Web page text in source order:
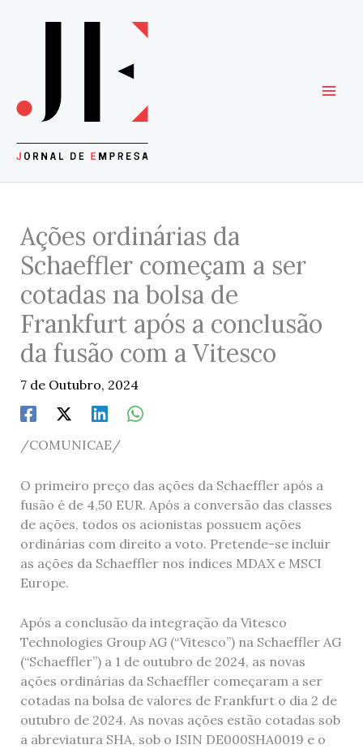
Ações ordinárias da
Schaeffler começam a ser
cotadas na bolsa de
Frankfurt após a conclusão
da fusão com a Vitesco
7 de Outubro, 2024
/COMUNICAE/
O primeiro preço das ações da Schaeffler após a
fusão é de 4,50 EUR. Após a conversão das classes
de ações, todos os acionistas possuem ações
ordinárias com direito a voto. Pretende-se incluir
as ações da Schaeffler nos índices MDAX e MSCI
Europe.
Após a conclusão da integração da Vitesco
Technologies Group AG (“Vitesco”) na Schaeffler AG
(“Schaeffler”) a 1 de outubro de 2024, as novas
ações ordinárias da Schaeffler começaram a ser
cotadas na bolsa de valores de Frankfurt o dia 2 de
outubro de 2024. As novas ações estão cotadas sob
a abreviatura SHA, sob o ISIN DE000SHA0019 e o